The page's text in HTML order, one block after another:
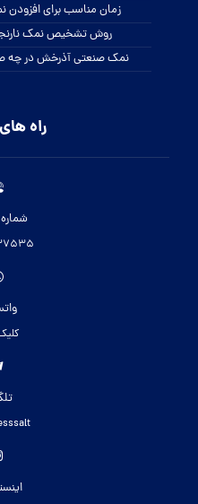
زمان مناسب برای
روش تشخیص نمک
نمک صنعتی آذرخش در چه
راه